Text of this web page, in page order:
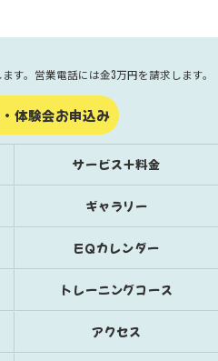
す。営業電話には金3万円を請求します。
体験会お申込み
サービス＋料金
ギャラリー
EQカレンダー
トレーニングコース
アクセス